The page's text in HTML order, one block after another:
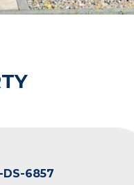
DS-6857